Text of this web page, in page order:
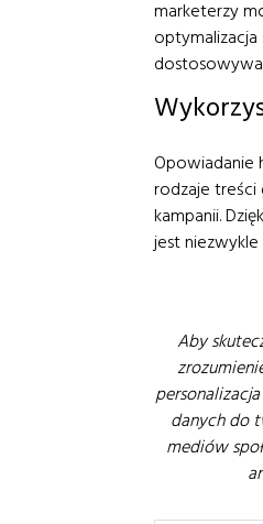
marketerzy
Opowiadanie
rodzaje treści
kampanii.
jest niezwykle
Aby
danych do
mediów